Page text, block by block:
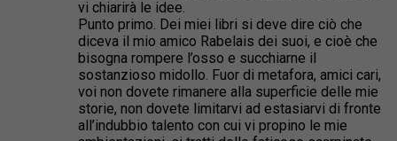
vi chiarirà le idee.
Punto primo. Dei miei libri si deve dire ciò che
diceva il mio amico Rabelais dei suoi, e cioè che
bisogna rompere l’osso e succhiarne il
sostanzioso midollo. Fuor di metafora, amici cari,
voi non dovete rimanere alla superficie delle mie
storie, non dovete limitarvi ad estasiarvi di fronte
all’indubbio talento con cui vi propino le mie